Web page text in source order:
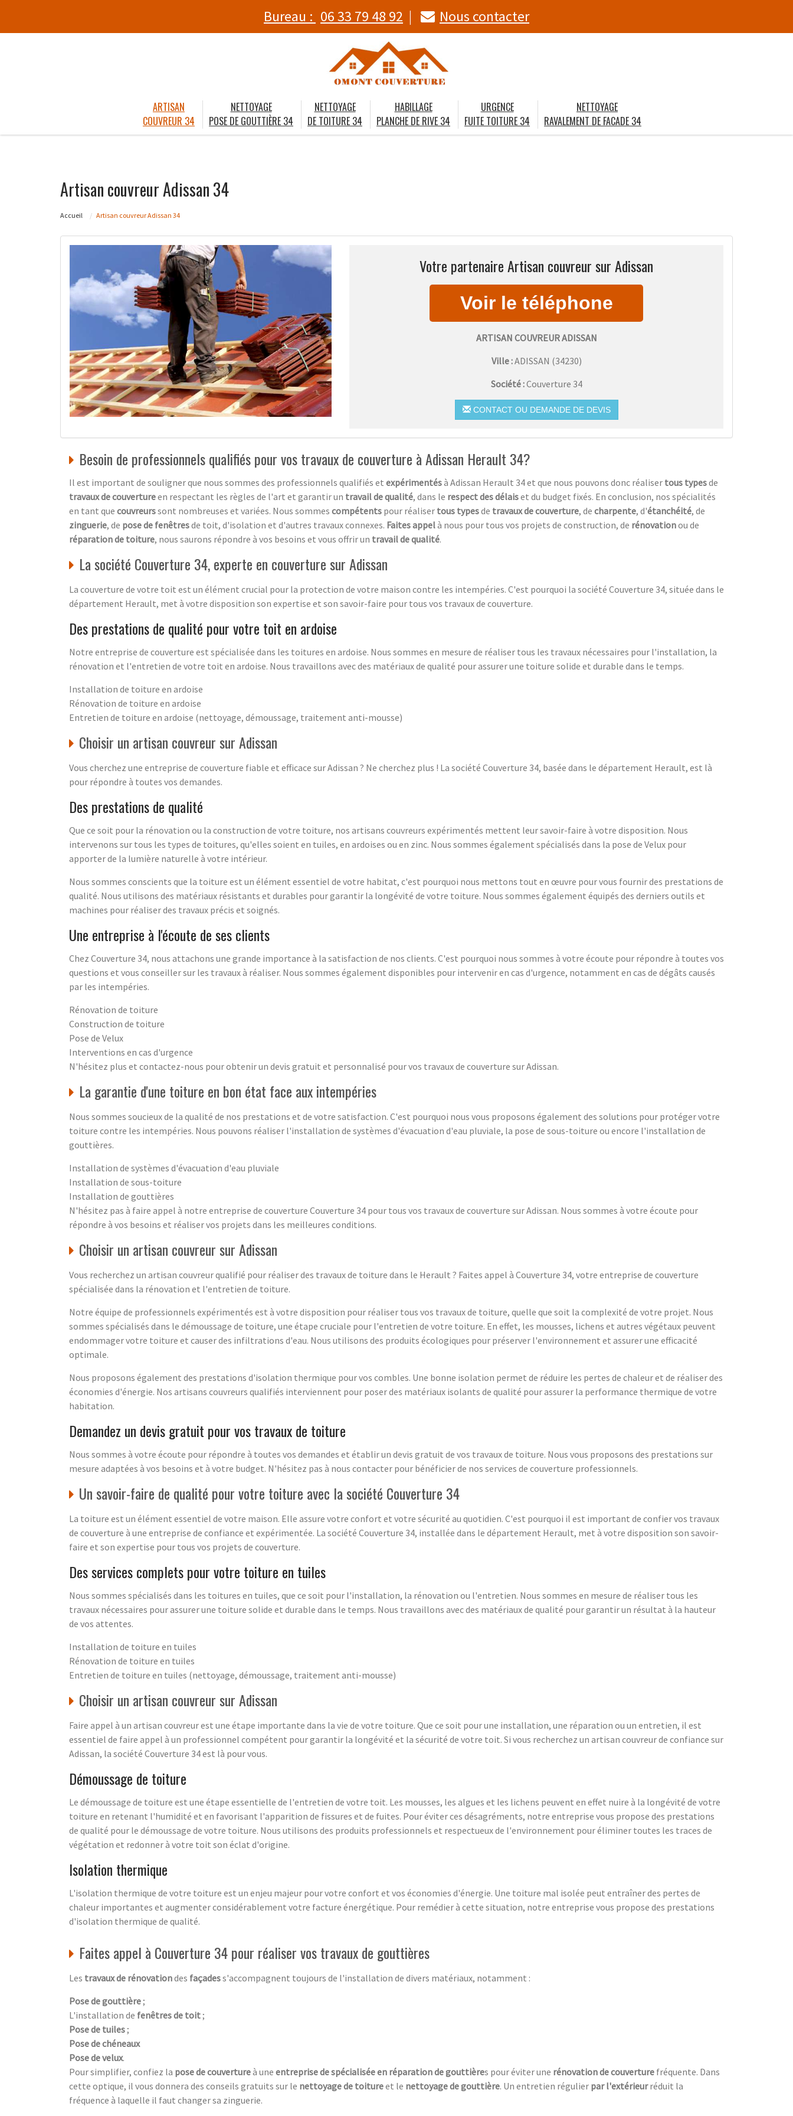
Bureau : 06 33 79 48 92 Nous contacter
ARTISAN
COUVREUR 34
NETTOYAGE
POSE DE GOUTTIÈRE 34
NETTOYAGE
DE TOITURE 34
HABILLAGE
PLANCHE DE RIVE 34
URGENCE
FUITE TOITURE 34
NETTOYAGE
RAVALEMENT DE FACADE 34
Artisan couvreur Adissan 34
Accueil Artisan couvreur Adissan 34
Votre partenaire Artisan couvreur sur Adissan
ARTISAN COUVREUR ADISSAN
Ville :ADISSAN (34230)
Société :Couverture 34
CONTACT OU DEMANDE DE DEVIS
Besoin de professionnels qualifiés pour vos travaux de couverture à Adissan Herault 34?
Il est important de souligner que nous sommes des professionnels qualifiés et expérimentésà Adissan Herault 34 et que nous pouvons donc réaliser tous typesde
travaux de couvertureen respectant les règles de l'art et garantir un travail de qualité, dans le respect des délaiset du budget fixés. En conclusion, nos spécialités
en tant que couvreurssont nombreuses et variées. Nous sommes compétents pour réaliser tous typesde travaux de couverture, de charpente, d'étanchéité, de
zinguerie, de pose de fenêtresde toit, d'isolation et d'autres travaux connexes. Faites appelà nous pour tous vos projets de construction, de rénovationou de
réparation de toiture, nous saurons répondre à vos besoins et vous offrir un travail de qualité.
La société Couverture 34, experte en couverture sur Adissan
La couverture de votre toit est un élément crucial pour la protection de votre maison contre les intempéries. C'est pourquoi la société Couverture 34, située dans le
département Herault, met à votre disposition son expertise et son savoir-faire pour tous vos travaux de couverture.
Des prestations de qualité pour votre toit en ardoise
Notre entreprise de couverture est spécialisée dans les toitures en ardoise. Nous sommes en mesure de réaliser tous les travaux nécessaires pour l'installation, la
rénovation et l'entretien de votre toit en ardoise. Nous travaillons avec des matériaux de qualité pour assurer une toiture solide et durable dans le temps.
Installation de toiture en ardoise
Rénovation de toiture en ardoise
Entretien de toiture en ardoise (nettoyage, démoussage, traitement anti-mousse)
Choisir un artisan couvreur sur Adissan
Vous cherchez une entreprise de couverture fiable et efficace sur Adissan ? Ne cherchez plus ! La société Couverture 34, basée dans le département Herault, est là
pour répondre à toutes vos demandes.
Des prestations de qualité
Que ce soit pour la rénovation ou la construction de votre toiture, nos artisans couvreurs expérimentés mettent leur savoir-faire à votre disposition. Nous
intervenons sur tous les types de toitures, qu'elles soient en tuiles, en ardoises ou en zinc. Nous sommes également spécialisés dans la pose de Velux pour
apporter de la lumière naturelle à votre intérieur.
Nous sommes conscients que la toiture est un élément essentiel de votre habitat, c'est pourquoi nous mettons tout en œuvre pour vous fournir des prestations de
qualité. Nous utilisons des matériaux résistants et durables pour garantir la longévité de votre toiture. Nous sommes également équipés des derniers outils et
machines pour réaliser des travaux précis et soignés.
Une entreprise à l'écoute de ses clients
Chez Couverture 34, nous attachons une grande importance à la satisfaction de nos clients. C'est pourquoi nous sommes à votre écoute pour répondre à toutes vos
questions et vous conseiller sur les travaux à réaliser. Nous sommes également disponibles pour intervenir en cas d'urgence, notamment en cas de dégâts causés
par les intempéries.
Rénovation de toiture
Construction de toiture
Pose de Velux
Interventions en cas d'urgence
N'hésitez plus et contactez-nous pour obtenir un devis gratuit et personnalisé pour vos travaux de couverture sur Adissan.
La garantie d'une toiture en bon état face aux intempéries
Nous sommes soucieux de la qualité de nos prestations et de votre satisfaction. C'est pourquoi nous vous proposons également des solutions pour protéger votre
toiture contre les intempéries. Nous pouvons réaliser l'installation de systèmes d'évacuation d'eau pluviale, la pose de sous-toiture ou encore l'installation de
gouttières.
Installation de systèmes d'évacuation d'eau pluviale
Installation de sous-toiture
Installation de gouttières
N'hésitez pas à faire appel à notre entreprise de couverture Couverture 34 pour tous vos travaux de couverture sur Adissan. Nous sommes à votre écoute pour
répondre à vos besoins et réaliser vos projets dans les meilleures conditions.
Choisir un artisan couvreur sur Adissan
Vous recherchez un artisan couvreur qualifié pour réaliser des travaux de toiture dans le Herault ? Faites appel à Couverture 34, votre entreprise de couverture
spécialisée dans la rénovation et l'entretien de toiture.
Notre équipe de professionnels expérimentés est à votre disposition pour réaliser tous vos travaux de toiture, quelle que soit la complexité de votre projet. Nous
sommes spécialisés dans le démoussage de toiture, une étape cruciale pour l'entretien de votre toiture. En effet, les mousses, lichens et autres végétaux peuvent
endommager votre toiture et causer des infiltrations d'eau. Nous utilisons des produits écologiques pour préserver l'environnement et assurer une efficacité
optimale.
Nous proposons également des prestations d'isolation thermique pour vos combles. Une bonne isolation permet de réduire les pertes de chaleur et de réaliser des
économies d'énergie. Nos artisans couvreurs qualifiés interviennent pour poser des matériaux isolants de qualité pour assurer la performance thermique de votre
habitation.
Demandez un devis gratuit pour vos travaux de toiture
Nous sommes à votre écoute pour répondre à toutes vos demandes et établir un devis gratuit de vos travaux de toiture. Nous vous proposons des prestations sur
mesure adaptées à vos besoins et à votre budget. N'hésitez pas à nous contacter pour bénéficier de nos services de couverture professionnels.
Un savoir-faire de qualité pour votre toiture avec la société Couverture 34
La toiture est un élément essentiel de votre maison. Elle assure votre confort et votre sécurité au quotidien. C'est pourquoi il est important de confier vos travaux
de couverture à une entreprise de confiance et expérimentée. La société Couverture 34, installée dans le département Herault, met à votre disposition son savoir-
faire et son expertise pour tous vos projets de couverture.
Des services complets pour votre toiture en tuiles
Nous sommes spécialisés dans les toitures en tuiles, que ce soit pour l'installation, la rénovation ou l'entretien. Nous sommes en mesure de réaliser tous les
travaux nécessaires pour assurer une toiture solide et durable dans le temps. Nous travaillons avec des matériaux de qualité pour garantir un résultat à la hauteur
de vos attentes.
Installation de toiture en tuiles
Rénovation de toiture en tuiles
Entretien de toiture en tuiles (nettoyage, démoussage, traitement anti-mousse)
Choisir un artisan couvreur sur Adissan
Faire appel à un artisan couvreur est une étape importante dans la vie de votre toiture. Que ce soit pour une installation, une réparation ou un entretien, il est
essentiel de faire appel à un professionnel compétent pour garantir la longévité et la sécurité de votre toit. Si vous recherchez un artisan couvreur de confiance sur
Adissan, la société Couverture 34 est là pour vous.
Démoussage de toiture
Le démoussage de toiture est une étape essentielle de l'entretien de votre toit. Les mousses, les algues et les lichens peuvent en effet nuire à la longévité de votre
toiture en retenant l'humidité et en favorisant l'apparition de fissures et de fuites. Pour éviter ces désagréments, notre entreprise vous propose des prestations
de qualité pour le démoussage de votre toiture. Nous utilisons des produits professionnels et respectueux de l'environnement pour éliminer toutes les traces de
végétation et redonner à votre toit son éclat d'origine.
Isolation thermique
L'isolation thermique de votre toiture est un enjeu majeur pour votre confort et vos économies d'énergie. Une toiture mal isolée peut entraîner des pertes de
chaleur importantes et augmenter considérablement votre facture énergétique. Pour remédier à cette situation, notre entreprise vous propose des prestations
d'isolation thermique de qualité.
Faites appel à Couverture 34 pour réaliser vos travaux de gouttières
Les travaux de rénovationdes façadess'accompagnent toujours de l'installation de divers matériaux, notamment :
Pose de gouttière ;
L'installation de fenêtres de toit ;
Pose de tuiles ;
Pose de chéneaux
Pose de velux.
Pour simplifier, confiez la pose de couvertureà une entreprise de spécialisée en réparation degouttières pour éviter une rénovation de couverture fréquente. Dans
cette optique, il vous donnera des conseils gratuits sur le nettoyage de toitureet le nettoyage de gouttière. Un entretien régulier par l'extérieurréduit la
fréquence à laquelle il faut changer sa zinguerie.